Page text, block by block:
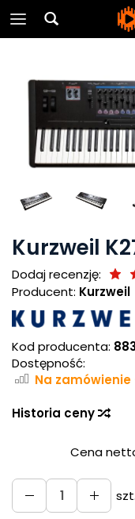
Kurzweil
Dodaj recenzję:
Producent: Kurzweil
Kod producenta:
Dostępność:
Na
Historia ceny
Cena
szt.